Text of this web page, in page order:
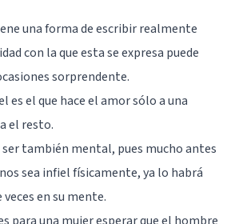
una forma de escribir realmente
con la que esta se expresa puede
sorprendente.
es el que hace el amor sólo a una
el resto.
ser también mental, pues mucho antes
sea infiel físicamente, ya lo habrá
en su mente.